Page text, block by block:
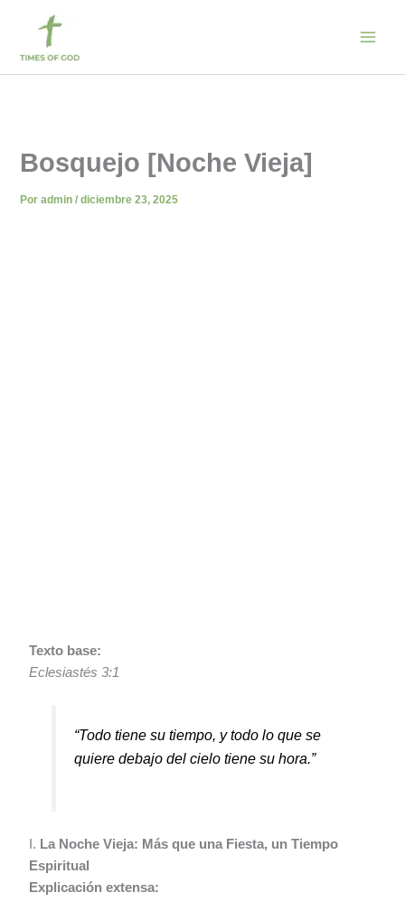
contenido
Bosquejo [Noche Vieja]
Poradmin/diciembre 23, 2025
Texto base:
Eclesiastés 3:1
“Todo tiene su tiempo, y todo lo que se
quiere debajo del cielo tiene su hora.”
I. La Noche Vieja: Más que una Fiesta, un Tiempo
Espiritual
Explicación extensa: